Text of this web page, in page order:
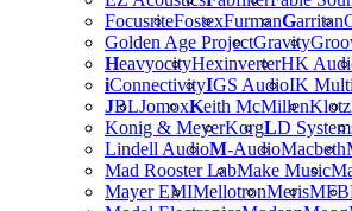
FocusriteFostexFurmanGarritan
Golden Age ProjectGravity
HeavyocityHexinverterHK
iConnectivityIGS AudioIK
JBLJomoxKeith McMillenKlotz
Konig & MeyerKorgLD
Lindell AudioM-AudioMacbeth
Mad Rooster LabMake Music
Mayer EMIMellotronMerisMFB